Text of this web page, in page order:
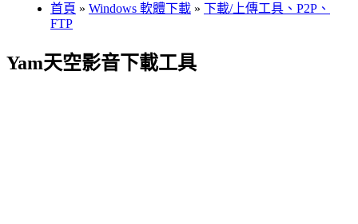
首頁 » Windows 軟體下載 » 下載/上傳工具、P2P、
FTP
Yam天空影音下載工具